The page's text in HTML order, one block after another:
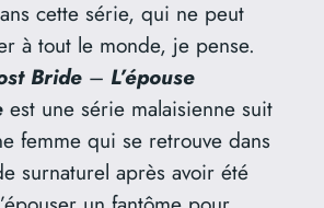
cette série, qui ne peut
à tout le monde, je pense.
Bride– L’épouse
est une série malaisienne suit
femme qui se retrouve dans
surnaturel après avoir été